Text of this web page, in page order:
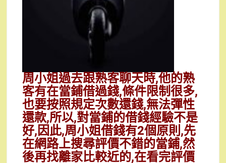
周小姐過去跟熟客聊天時,他的熟
客有在當鋪借過錢,條件限制很多,
也要按照規定次數還錢,無法彈性
還款,所以,對當鋪的借錢經驗不是
好,因此,周小姐借錢有2個原則,先
在網路上搜尋評價不錯的當鋪,然
後再找離家比較近的,在看完評價